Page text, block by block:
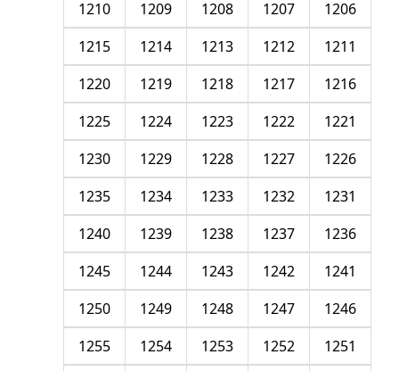
1206
1207
1208
1209
1210
1211
1212
1213
1214
1215
1216
1217
1218
1219
1220
1221
1222
1223
1224
1225
1226
1227
1228
1229
1230
1231
1232
1233
1234
1235
1236
1237
1238
1239
1240
1241
1242
1243
1244
1245
1246
1247
1248
1249
1250
1251
1252
1253
1254
1255